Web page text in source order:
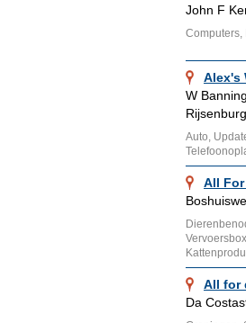
John F
Computers,
Alex's
W
Rijsenburg
Auto,
All
All for
Da